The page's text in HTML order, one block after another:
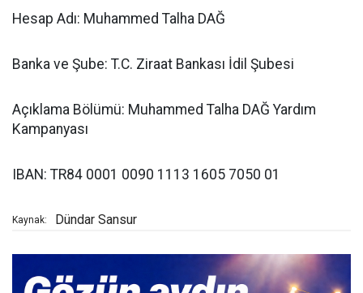
Hesap Adı: Muhammed Talha DAĞ
Banka ve Şube: T.C. Ziraat Bankası İdil Şubesi
Açıklama Bölümü: Muhammed Talha DAĞ Yardım
Kampanyası
IBAN: TR84 0001 0090 1113 1605 7050 01
Kaynak: Dündar Sansur